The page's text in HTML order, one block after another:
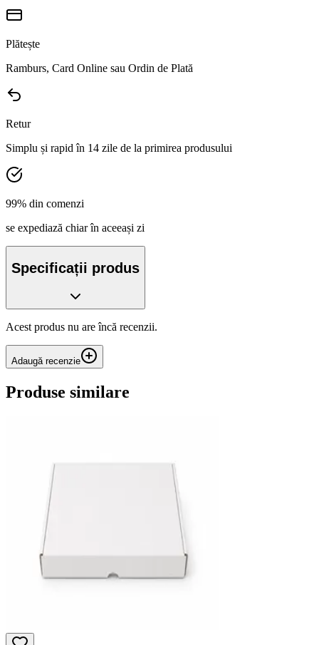
Plătește
Ramburs, Card Online sau Ordin de Plată
Retur
Simplu și rapid în 14 zile de la primirea produsului
99% din comenzi
se expediază chiar în aceeași zi
Specificații produs
Acest produs nu are încă recenzii.
Adaugă recenzie
Produse similare